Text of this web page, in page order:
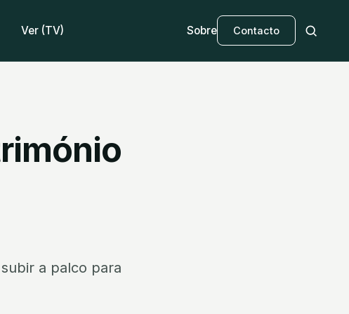
Ver (TV) Sobre Contacto
a palco para